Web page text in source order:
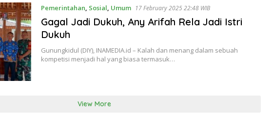
Pemerintahan Sosial Umum 17 February 2025 22:48 WIB
Gagal Jadi Dukuh, Any Arifah Rela Jadi Istri
Dukuh
Gunungkidul (DIY), INAMEDIA.id – Kalah dan menang dalam sebuah
kompetisi menjadi hal yang biasa termasuk…
View More